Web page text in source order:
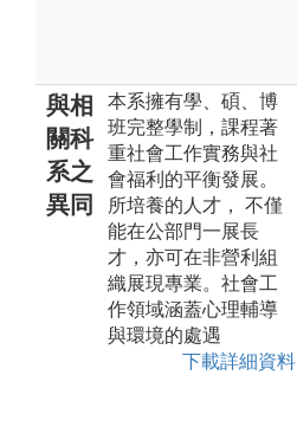
與相
關科
系之
異同
本系擁有學、碩、博
班完整學制，課程著
重社會工作實務與社
會福利的平衡發展。
所培養的人才， 不僅
能在公部門一展長
才，亦可在非營利組
織展現專業。社會工
作領域涵蓋心理輔導
與環境的處遇
下載詳細資料